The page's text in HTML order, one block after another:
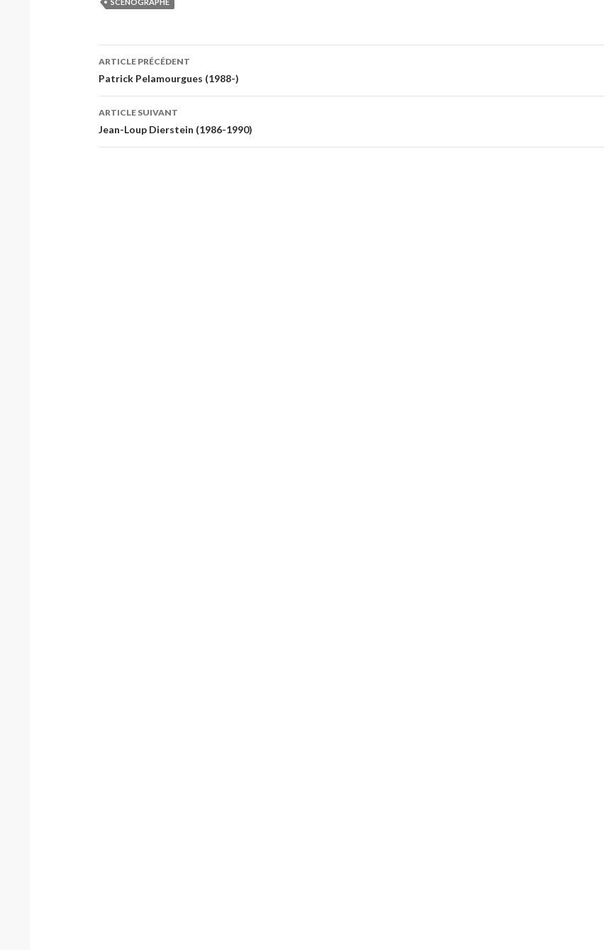
Navigation
des
articles
ARTICLE PRÉCÉDENT
Patrick Pelamourgues (1988-)
ARTICLE SUIVANT
Jean-Loup Dierstein (1986-1990)